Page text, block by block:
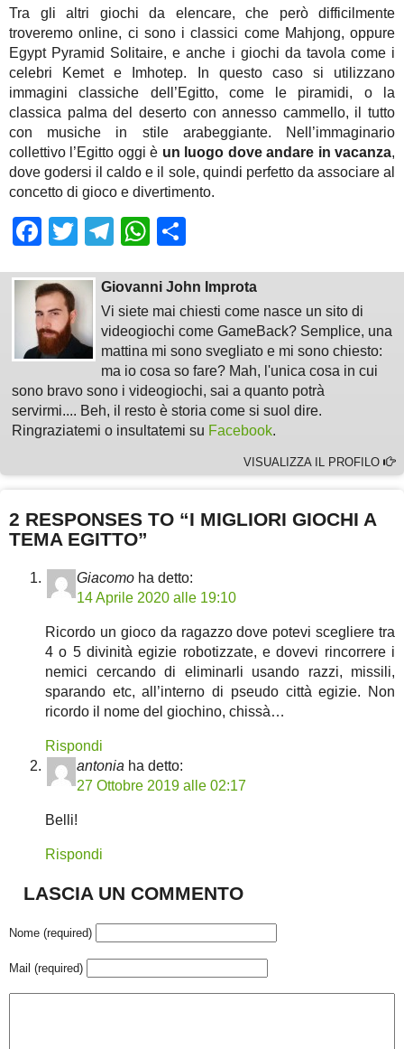
Tra gli altri giochi da elencare, che però difficilmente
troveremo online, ci sono i classici come Mahjong, oppure
Egypt Pyramid Solitaire, e anche i giochi da tavola come i
celebri Kemet e Imhotep. In questo caso si utilizzano
immagini classiche dell’Egitto, come le piramidi, o la
classica palma del deserto con annesso cammello, il tutto
con musiche in stile arabeggiante. Nell’immaginario
collettivo l’Egitto oggi è un luogo dove andare in vacanza,
dove godersi il caldo e il sole, quindi perfetto da associare al
concetto di gioco e divertimento.
Facebook
TwitterTelegram
WhatsApp
Giovanni John Improta
Vi siete mai chiesti come nasce un sito di
videogiochi come GameBack? Semplice, una
mattina mi sono svegliato e mi sono chiesto:
ma io cosa so fare? Mah, l'unica cosa in cui
sono bravo sono i videogiochi, sai a quanto potrà
servirmi.... Beh, il resto è storia come si suol dire.
Ringraziatemi o insultatemi su Facebook.
VISUALIZZA IL PROFILO
2 RESPONSES TO “I MIGLIORI GIOCHI A
TEMA EGITTO”
Giacomo ha detto:
14 Aprile 2020 alle 19:10
Ricordo un gioco da ragazzo dove potevi scegliere tra
4 o 5 divinità egizie robotizzate, e dovevi rincorrere i
nemici cercando di eliminarli usando razzi, missili,
sparando etc, all’interno di pseudo città egizie. Non
ricordo il nome del giochino, chissà…
Rispondi
antonia ha detto:
27 Ottobre 2019 alle 02:17
Belli!
Rispondi
LASCIA UN COMMENTO
Nome (required)
Mail (required)